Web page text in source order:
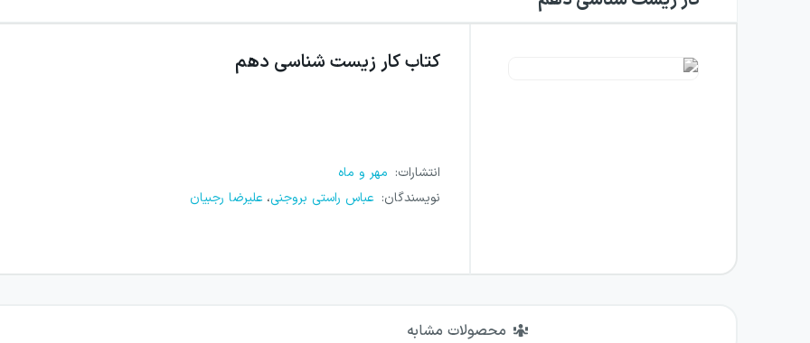
کتابکار زیست شناسی دهم
انتشارات: مهر و ماه
نویسندگان: عباس راستی بروجنی، علیرضا رجبیان
محصولات مشابه